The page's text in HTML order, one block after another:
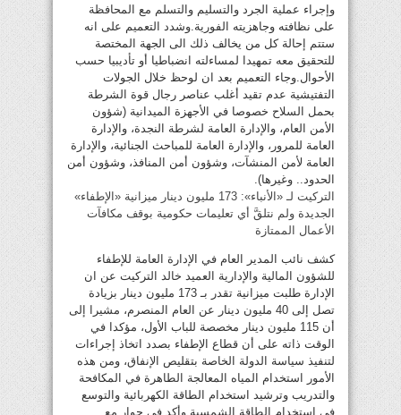
وإجراء عملية الجرد والتسليم والتسلم مع المحافظة
على نظافته وجاهزيته الفورية.وشدد التعميم على انه
ستتم إحالة كل من يخالف ذلك الى الجهة المختصة
للتحقيق معه تمهيدا لمساءلته انضباطيا أو تأديبيا حسب
الأحوال.وجاء التعميم بعد ان لوحظ خلال الجولات
التفتيشية عدم تقيد أغلب عناصر رجال قوة الشرطة
بحمل السلاح خصوصا في الأجهزة الميدانية (شؤون
الأمن العام، والإدارة العامة لشرطة النجدة، والإدارة
العامة للمرور، والإدارة العامة للمباحث الجنائية، والإدارة
العامة لأمن المنشآت، وشؤون أمن المنافذ، وشؤون أمن
الحدود.. وغيرها).
التركيت لـ «الأنباء»: 173 مليون دينار ميزانية «الإطفاء»
الجديدة ولم نتلقَّ أي تعليمات حكومية بوقف مكافآت
الأعمال الممتازة
كشف نائب المدير العام في الإدارة العامة للإطفاء
للشؤون المالية والإدارية العميد خالد التركيت عن ان
الإدارة طلبت ميزانية تقدر بـ 173 مليون دينار بزيادة
تصل إلى 40 مليون دينار عن العام المنصرم، مشيرا إلى
أن 115 مليون دينار مخصصة للباب الأول، مؤكدا في
الوقت ذاته على أن قطاع الإطفاء بصدد اتخاذ إجراءات
لتنفيذ سياسة الدولة الخاصة بتقليص الإنفاق، ومن هذه
الأمور استخدام المياه المعالجة الطاهرة في المكافحة
والتدريب وترشيد استخدام الطاقة الكهربائية والتوسع
في استخدام الطاقة الشمسية.وأكد في حوار مع